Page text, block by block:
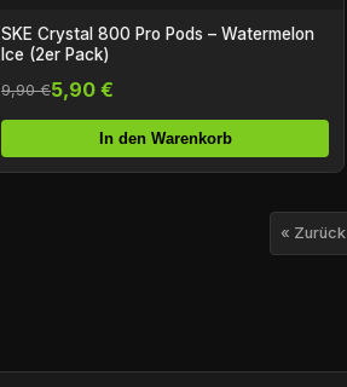
SKE Crystal 800 Pro Pods – Watermelon
Ice (2er Pack)
9,90 €5,90 €
In den Warenkorb
« Zurück